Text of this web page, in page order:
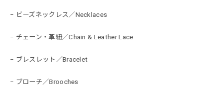
− ビーズネックレス／Necklaces
− チェーン・革紐／Chain & Leather Lace
− ブレスレット／Bracelet
− ブローチ／Brooches